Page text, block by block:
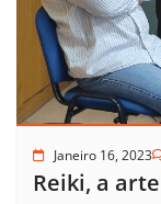
Janeiro 16, 2023
Reiki, a